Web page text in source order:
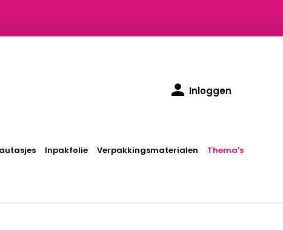
Inloggen
Inpakfolie Verpakkingsmaterialen Thema's